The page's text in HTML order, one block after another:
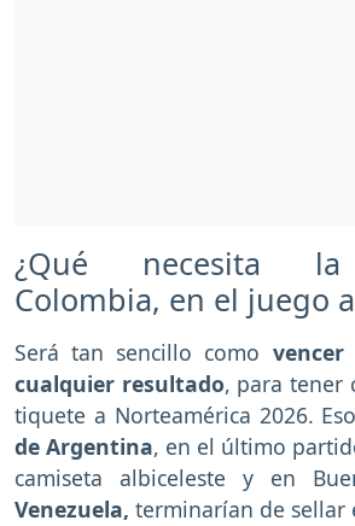
¿Qué necesita la
Colombia, en el juego
Será tan sencillo como
cualquier resultado, para tener
tiquete a Norteamérica 2026.
de Argentina, en el último
camiseta albiceleste y en
Venezuela, terminarían de sellar